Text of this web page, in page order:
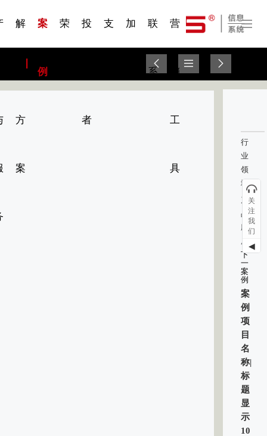
解
方
案
案
例
荣
投
者
支
加
联
系
营
销
工
具
行
业
领
域：
产
品
应
用：
下
一
案
例
案
例
项
目
名
称|
标
题
显
示
10
关
注
我
们
◀